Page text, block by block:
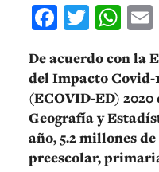
Facebook
De acuerdo con la
del Impacto Covid-
(ECOVID-ED)
Geografía y
año, 5.2 millones
preescolar,